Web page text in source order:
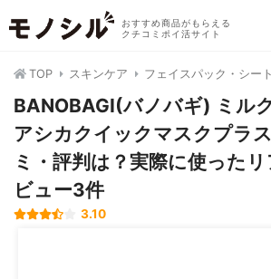
おすすめ商品がもらえる
クチコミポイ活サイト
TOP スキンケア フェイスパック・シー
BANOBAGI(バノバギ) ミル
アシカクイックマスクプラ
ミ・評判は？実際に使った
ビュー3件
3.10